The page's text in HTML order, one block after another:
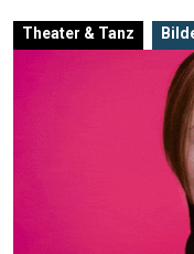
Theater & Tanz